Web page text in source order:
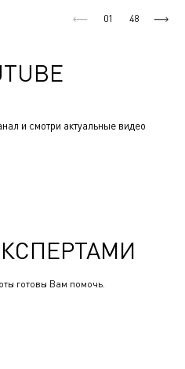
01 48
и смотри актуальные видео
готовы Вам помочь.